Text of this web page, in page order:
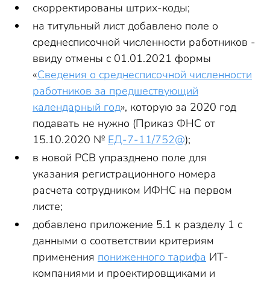
скорректированы штрих-коды;
на титульный лист добавлено поле о
среднесписочной численности работников -
ввиду отмены с 01.01.2021 формы
«Сведения о среднесписочной численности
работников за предшествующий
календарный год», которую за 2020 год
подавать не нужно (Приказ ФНС от
15.10.2020 № ЕД-7-11/752@);
в новой РСВ упразднено поле для
указания регистрационного номера
расчета сотрудником ИФНС на первом
листе;
добавлено приложение 5.1 к разделу 1 с
данными о соответствии критериям
применения пониженного тарифа ИТ-
компаниями и проектировщиками и